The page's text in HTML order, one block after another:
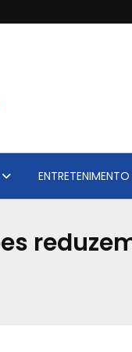
ENTRETENIMENTO